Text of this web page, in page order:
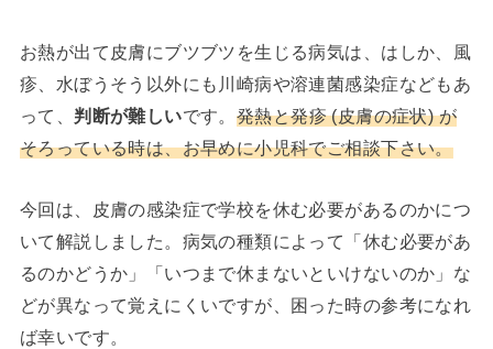
お熱が出て皮膚にブツブツを生じる病気は、はしか、風
疹、水ぼうそう以外にも川崎病や溶連菌感染症などもあ
って、 判断が難しいです。 発熱と発疹 (皮膚の症状) が
そろっている時は、お早めに小児科でご相談下さい。
今回は、皮膚の感染症で学校を休む必要があるのかにつ
いて解説しました。病気の種類によって「休む必要があ
るのかどうか」「いつまで休まないといけないのか」な
どが異なって覚えにくいですが、困った時の参考になれ
ば幸いです。